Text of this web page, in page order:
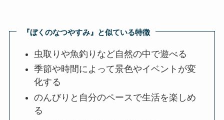
『ぼくのなつやすみ』と似ている特徴
虫取りや魚釣りなど自然の中で遊べる
季節や時間によって景色やイベントが変
化する
のんびりと自分のペースで生活を楽しめ
る